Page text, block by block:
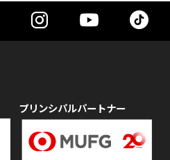
プリンシパルパートナー